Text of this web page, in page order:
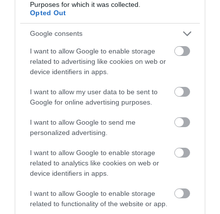
Purposes for which it was collected.
Opted Out
Google consents
I want to allow Google to enable storage
related to advertising like cookies on web or
device identifiers in apps.
I want to allow my user data to be sent to
Google for online advertising purposes.
I want to allow Google to send me
personalized advertising.
I want to allow Google to enable storage
related to analytics like cookies on web or
device identifiers in apps.
I want to allow Google to enable storage
related to functionality of the website or app.
διασφαλίζοντας ότι η ιστορική απόφαση της
δικαιοσύνης θα εφαρμοστεί άμεσα στην
πραγματική οικονομία.
Βέβαια αυτό μια κουβέντα είναι καθώς
στην πραγματικότητα η κυβέρνηση
φοβάται την σύγκρουση με τράπεζες και
funds αλλά δεν έχει και άλλη επιλογή.
Και αυτό γιατί αν δεν το κάνει, η
κυβέρνηση γνωρίζει ότι στις εκλογές θα
την περιμένει η… «πριονοκορδέλα».